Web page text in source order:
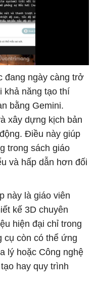
đang ngày càng trở
khả năng tạo thí
bằng Gemini.
xây dựng kịch bản
Điều này giúp
trong sách giáo
và hấp dẫn hơn đối
này là giáo viên
kế 3D chuyên
hiện đại chỉ trong
cụ còn có thể ứng
lý hoặc Công nghệ
hay quy trình